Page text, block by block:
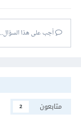
أجب على هذا السؤال...
متابعون
2